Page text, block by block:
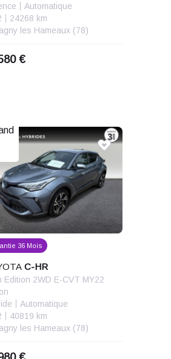
Automatique
24268 km
les Hameaux (78)
€
36 Mois
C-HR
Edition 2WD E-CVT MY22
Automatique
40819 km
les Hameaux (78)